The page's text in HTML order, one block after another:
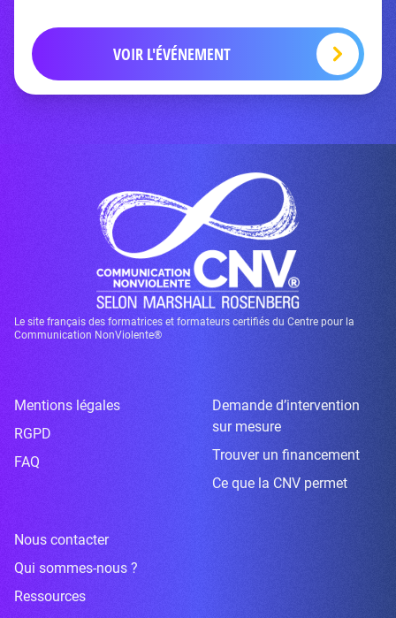
VOIR L'ÉVÉNEMENT
Le site français des formatrices et formateurs certifiés du Centre pour la
Communication NonViolente®
Mentions légales
RGPD
FAQ
Demande d’intervention
sur mesure
Trouver un financement
Ce que la CNV permet
Nous contacter
Qui sommes-nous ?
Ressources